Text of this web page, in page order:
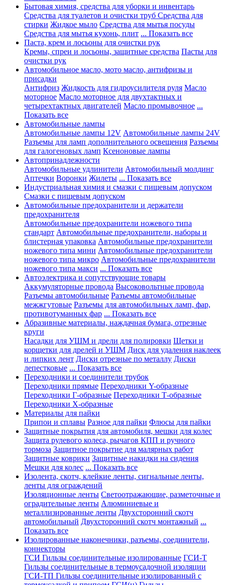
Бытовая химия, средства для уборки и инвентарь
Средства для туалетов и очистки труб Средства для
стирки Жидкое мыло Средства для мытья посуды
Средства для мытья кухонь, плит ... Показать все
Паста, крем и лосьоны для очистки рук
Кремы, спреи и лосьоны, защитные средства Пасты для
очистки рук
Автомобильное масло, мото масло, антифризы и
присадки
Антифриз Жидкость для гидроусилителя руля Масло
моторное Масло моторное для двухтактных и
четырехтактных двигателей Масло промывочное ...
Показать все
Автомобильные лампы
Автомобильные лампы 12V Автомобильные лампы 24V
Разъемы для ламп дополнительного освещения Разъемы
для галогеновых ламп Ксеноновые лампы
Автопринадлежности
Автомобильные удлинители Автомобильный молдинг
Аптечки Воронки Жилеты ... Показать все
Индустриальная химия и смазки с пищевым допуском
Смазки с пищевым допуском
Автомобильные предохранители и держатели
предохранителя
Автомобильные предохранители ножевого типа
стандарт Автомобильные предохранители, наборы и
блистерная упаковка Автомобильные предохранители
ножевого типа мини Автомобильные предохранители
ножевого типа микро Автомобильные предохранители
ножевого типа макси ... Показать все
Автоэлектрика и сопутствующие товары
Аккумуляторные провода Высоковольтные провода
Разъемы автомобильные Разъемы автомобильные
межжгутовые Разъемы для автомобильных ламп, фар,
противотуманных фар ... Показать все
Абразивные материалы, наждачная бумага, отрезные
круги
Насадки для УШМ и дрели для полировки Щетки и
корщетки для дрелей и УШМ Диск для удаления наклеек
и липких лент Диски отрезные по металлу Диски
лепестковые ... Показать все
Переходники и соединители трубок
Переходники прямые Переходники Y-образные
Переходники Г-образные Переходники Т-образные
Переходники Х-образные
Материалы для пайки
Припои и сплавы Разное для пайки Флюсы для пайки
Защитные покрытия для автомобиля, мешки для колес
Защита рулевого колеса, рычагов КПП и ручного
тормоза Защитное покрытие для малярных работ
Защитные коврики Защитные накидки на сидения
Мешки для колес ... Показать все
Изолента, скотч, клейкие ленты, сигнальные ленты,
ленты для ограждений
Изоляционные ленты Светоотражающие, разметочные и
оградительные ленты Алюминиевые и
металлизированные ленты Двухсторонний скотч
автомобильный Двухсторонний скотч монтажный ...
Показать все
Изолированные наконечники, разъемы, соединители,
коннекторы
ГСИ Гильзы соединительные изолированные ГСИ-Т
Гильзы соединительные в термоусадочной изоляции
ГСИ-ТП Гильзы соединительные изолированный с